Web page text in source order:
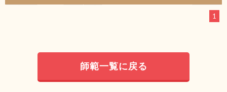
1
師範一覧に戻る